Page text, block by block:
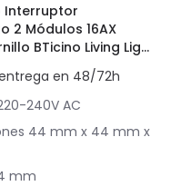
Interruptor
2 Módulos 16AX
BTicino Living Light
en 48/72h
240V AC
44 mm x 44 mm x
mm